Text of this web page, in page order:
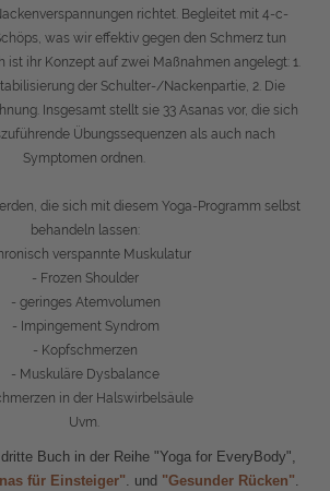
richtet. Begleitet mit 4-c-
was wir effektiv gegen den Schmerz tun
ist ihr Konzept auf zwei Maßnahmen angelegt: 1.
der Schulter-/Nackenpartie, 2. Die
Insgesamt stellt sie 33 Asanas vor, die sich
Übungssequenzen als auch nach
Symptomen ordnen.
die sich mit diesem Yoga-Programm selbst
behandeln lassen:
verspannte Muskulatur
- Frozen Shoulder
- geringes Atemvolumen
- Impingement Syndrom
- Kopfschmerzen
- Muskuläre Dysbalance
in der Halswirbelsäule
Uvm.
Buch in der Reihe "Yoga for EveryBody",
für Einsteiger". und "Gesunder Rücken".